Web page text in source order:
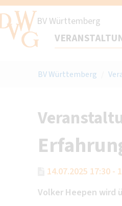
BV Württemberg
BV Württemberg
14.07.2025 17:30 -
Volker Heepen wird